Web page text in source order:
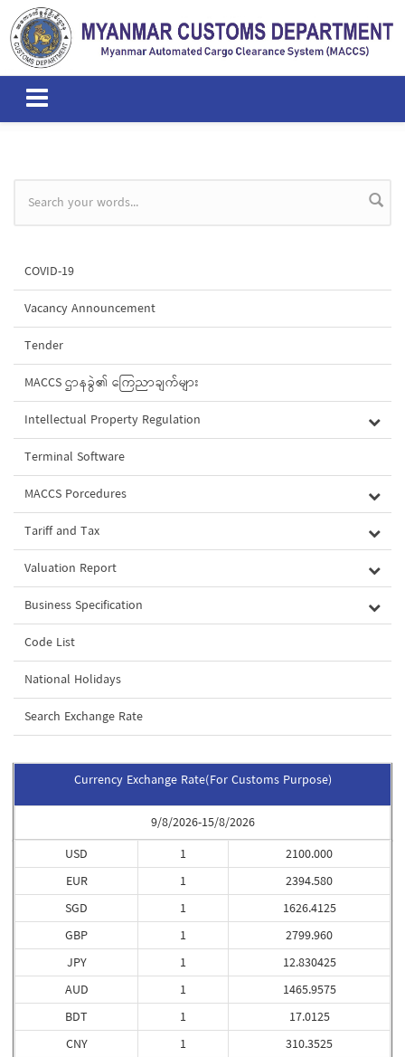
Skip to main content
Search form
COVID-19
Vacancy Announcement
Tender
MACCS ဌာနခွဲ၏ ကြေညာချက်များ
Intellectual Property Regulation
Terminal Software
MACCS Porcedures
Tariff and Tax
Valuation Report
Business Specification
Code List
National Holidays
Search Exchange Rate
Currency Exchange Rate(For Customs Purpose)
9/8/2026-15/8/2026
USD
EUR
SGD
GBP
JPY
AUD
BDT
CNY
1
1
1
1
1
1
1
1
2100.000
2394.580
1626.4125
2799.960
12.830425
1465.9575
17.0125
310.3525